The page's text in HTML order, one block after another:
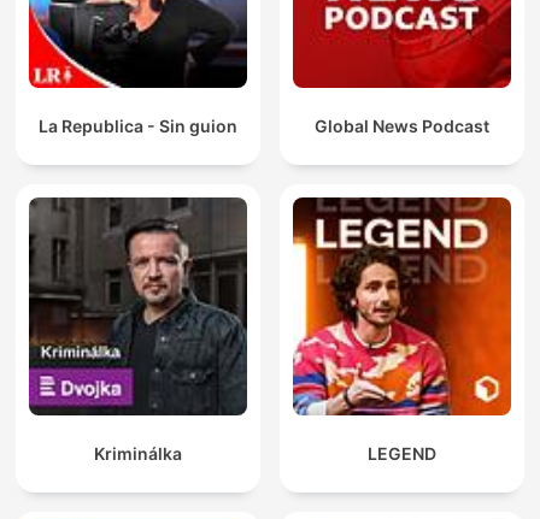
La Republica - Sin guion Global News Podcast
Kriminálka LEGEND